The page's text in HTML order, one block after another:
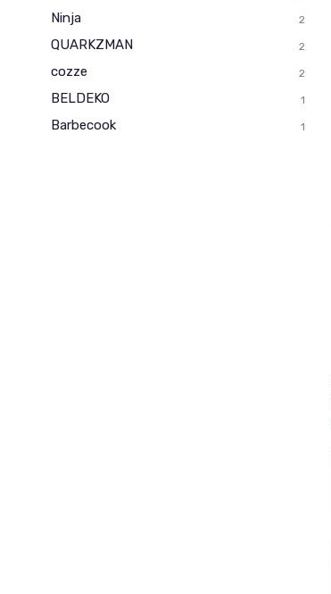
Ninja 2
QUARKZMAN 2
cozze 2
BELDEKO 1
Barbecook 1